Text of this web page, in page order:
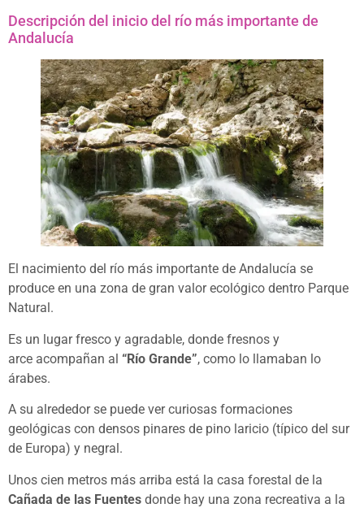
Descripción del inicio del río más importante de
Andalucía
El nacimiento del río más importante de Andalucía se
produce en una zona de gran valor ecológico dentro Parque
Natural.
Es un lugar fresco y agradable, donde fresnos y
arce acompañan al “Río Grande”, como lo llamaban lo
árabes.
A su alrededor se puede ver curiosas formaciones
geológicas con densos pinares de pino laricio (típico del sur
de Europa) y negral.
Unos cien metros más arriba está la casa forestal de la
Cañada de las Fuentes donde hay una zona recreativa a la